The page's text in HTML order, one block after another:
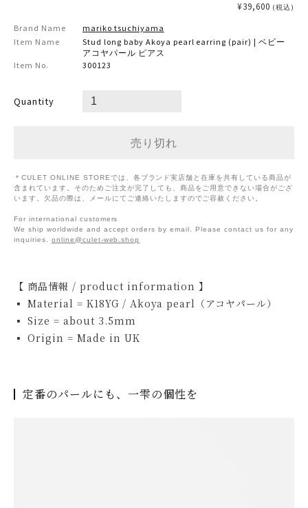
¥39,600 (税込)
Brand Name
mariko tsuchiyama
Item Name
Stud long baby Akoya pearl earring (pair) | ベビー
アコヤパール ピアス
Item No.
300123
Quantity
＊CULET ONLINE STOREでは、各ブランド実店舗と在庫を共有している商品が
含まれています。そのためご注文が完了しても、商品をご用意できない場合がござ
います。欠品の際は、メールにてご連絡いたしますのでご容赦ください。
For international customers
We ship worldwide and accept orders by email. Please contact us for any
inquiries. online@culet-web.shop
【 商品情報 / product information 】
▪ Material = K18YG / Akoya pearl（アコヤパール）
▪ Size = about 3.5mm
▪ Origin = Made in UK
定番のパールにも、一雫の個性を